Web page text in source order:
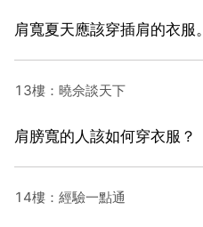
肩寬夏天應該穿插肩的衣服。
13樓：曉佘談天下
肩膀寬的人該如何穿衣服？
14樓：經驗一點通